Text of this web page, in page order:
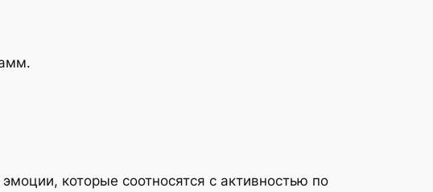
которые соотносятся с активностью по